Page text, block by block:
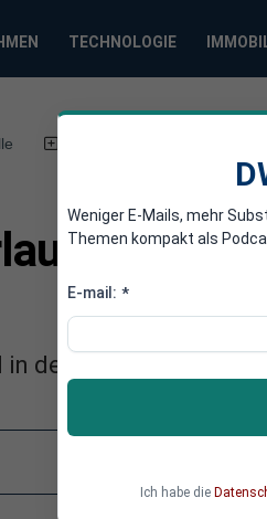
TECHNOLOGIE
Yuan
der Landeswährung
Weniger E-Mails, mehr
Themen kompakt als
E-mail: *
Ich habe die